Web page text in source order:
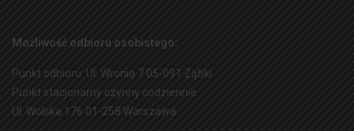
Możliwość odbioru osobistego:
Punkt odbioru: Ul. Wronia 7 05-091 Ząbki
Punkt stacjonarny czynny codziennie
Ul. Wolska 176 01-258 Warszawa